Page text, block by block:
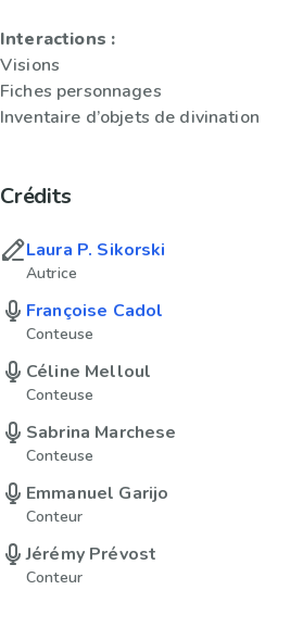
Interactions :
Visions
Fiches personnages
Inventaire d’objets de divination
Crédits
Laura P. Sikorski
Autrice
Françoise Cadol
Conteuse
Céline Melloul
Conteuse
Sabrina Marchese
Conteuse
Emmanuel Garijo
Conteur
Jérémy Prévost
Conteur